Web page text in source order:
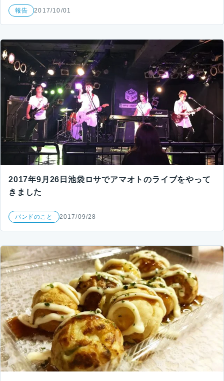
報告 2017/10/01
2017年9月26日池袋ロサでアマオトのライブをやって
きました
バンドのこと 2017/09/28